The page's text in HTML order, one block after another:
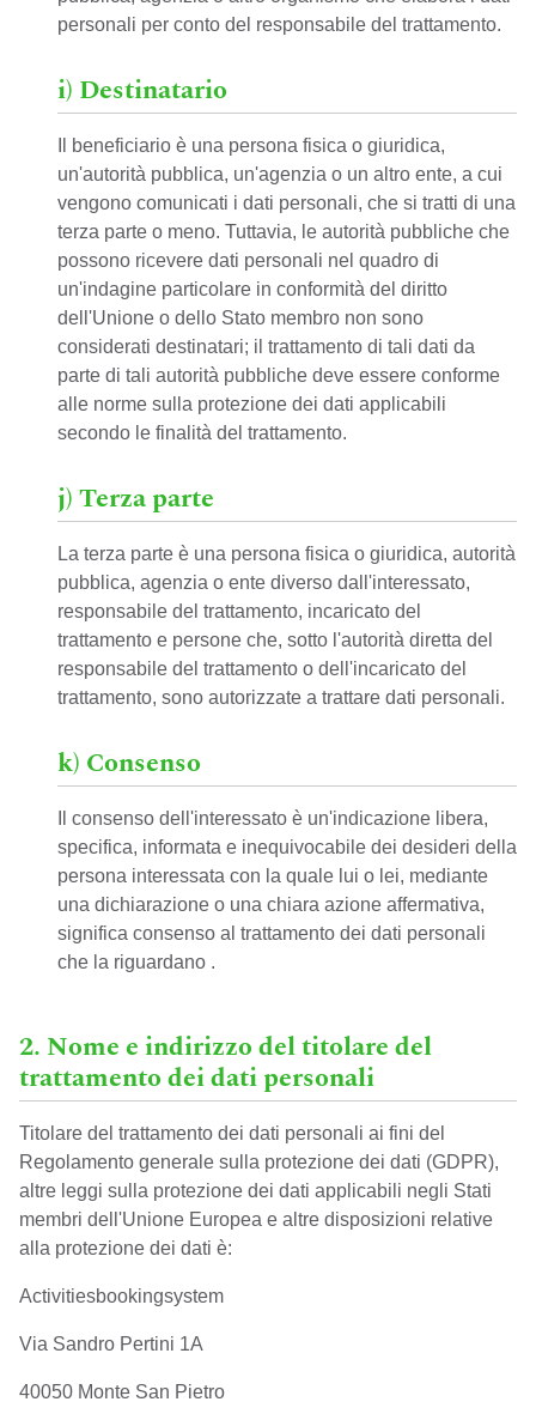
personali per conto del responsabile del trattamento.
i) Destinatario
Il beneficiario è una persona fisica o giuridica,
un'autorità pubblica, un'agenzia o un altro ente, a cui
vengono comunicati i dati personali, che si tratti di una
terza parte o meno. Tuttavia, le autorità pubbliche che
possono ricevere dati personali nel quadro di
un'indagine particolare in conformità del diritto
dell'Unione o dello Stato membro non sono
considerati destinatari; il trattamento di tali dati da
parte di tali autorità pubbliche deve essere conforme
alle norme sulla protezione dei dati applicabili
secondo le finalità del trattamento.
j) Terza parte
La terza parte è una persona fisica o giuridica, autorità
pubblica, agenzia o ente diverso dall'interessato,
responsabile del trattamento, incaricato del
trattamento e persone che, sotto l'autorità diretta del
responsabile del trattamento o dell'incaricato del
trattamento, sono autorizzate a trattare dati personali.
k) Consenso
Il consenso dell'interessato è un'indicazione libera,
specifica, informata e inequivocabile dei desideri della
persona interessata con la quale lui o lei, mediante
una dichiarazione o una chiara azione affermativa,
significa consenso al trattamento dei dati personali
che la riguardano .
2. Nome e indirizzo del titolare del
trattamento dei dati personali
Titolare del trattamento dei dati personali ai fini del
Regolamento generale sulla protezione dei dati (GDPR),
altre leggi sulla protezione dei dati applicabili negli Stati
membri dell'Unione Europea e altre disposizioni relative
alla protezione dei dati è:
Activitiesbookingsystem
Via Sandro Pertini 1A
40050 Monte San Pietro